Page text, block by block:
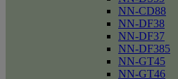
NN-CD88
NN-DF38
NN-DF37
NN-DF385
NN-GT45
NN-GT46